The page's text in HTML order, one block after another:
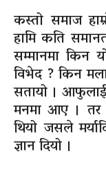
कस्तो समाज
हामि कति
सम्मानमा किन
विभेद ? किन
सतायो । आफुलाई
मनमा आए । तर
थियो जसले
ज्ञान दियो ।